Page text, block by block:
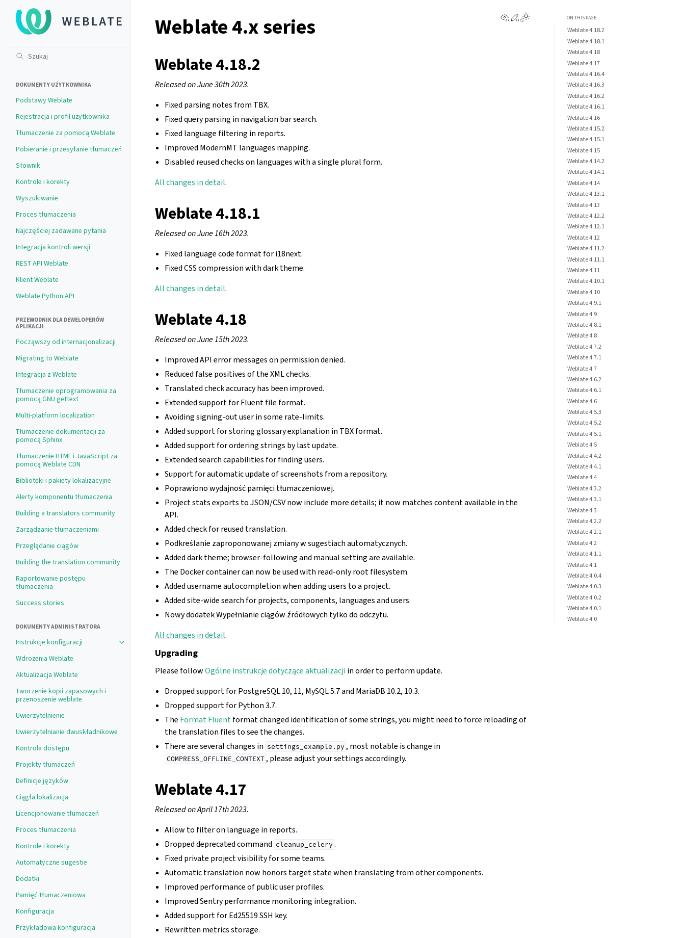
DOKUMENTY UŻYTKOWNIKA
Podstawy Weblate
Rejestracja i profil użytkownika
Tłumaczenie za pomocą Weblate
Pobieranie i przesyłanie tłumaczeń
Słownik
Kontrole i korekty
Wyszukiwanie
Proces tłumaczenia
Najczęściej zadawane pytania
Integracja kontroli wersji
REST API Weblate
Klient Weblate
Weblate Python API
PRZEWODNIK DLA DEWELOPERÓW
APLIKACJI
Począwszy od internacjonalizacji
Migrating to Weblate
Integracja z Weblate
Tłumaczenie oprogramowania za
pomocą GNU gettext
Multi-platform localization
Tłumaczenie dokumentacji za
pomocą Sphinx
Tłumaczenie HTML i JavaScript za
pomocą Weblate CDN
Biblioteki i pakiety lokalizacyjne
Alerty komponentu tłumaczenia
Building a translators community
Zarządzanie tłumaczeniami
Przeglądanie ciągów
Building the translation community
Raportowanie postępu
tłumaczenia
Success stories
DOKUMENTY ADMINISTRATORA
Instrukcje konfiguracji
Wdrożenia Weblate
Aktualizacja Weblate
Tworzenie kopii zapasowych i
przenoszenie weblate
Uwierzytelnienie
Uwierzytelnianie dwuskładnikowe
Kontrola dostępu
Projekty tłumaczeń
Definicje języków
Ciągła lokalizacja
Licencjonowanie tłumaczeń
Proces tłumaczenia
Kontrole i korekty
Automatyczne sugestie
Dodatki
Pamięć tłumaczeniowa
Konfiguracja
Przykładowa konfiguracja
View this page
Edit this page
Weblate 4.x series
Weblate 4.18.2
Released on June 30th 2023.
Fixed parsing notes from TBX.
Fixed query parsing in navigation bar search.
Fixed language filtering in reports.
Improved ModernMT languages mapping.
Disabled reused checks on languages with a single plural form.
All changes in detail.
Weblate 4.18.1
Released on June 16th 2023.
Fixed language code format for i18next.
Fixed CSS compression with dark theme.
All changes in detail.
Weblate 4.18
Released on June 15th 2023.
Improved API error messages on permission denied.
Reduced false positives of the XML checks.
Translated check accuracy has been improved.
Extended support for Fluent file format.
Avoiding signing-out user in some rate-limits.
Added support for storing glossary explanation in TBX format.
Added support for ordering strings by last update.
Extended search capabilities for finding users.
Support for automatic update of screenshots from a repository.
Poprawiono wydajność pamięci tłumaczeniowej.
Project stats exports to JSON/CSV now include more details; it now matches content available in the
API.
Added check for reused translation.
Podkreślanie zaproponowanej zmiany w sugestiach automatycznych.
Added dark theme; browser-following and manual setting are available.
The Docker container can now be used with read-only root filesystem.
Added username autocompletion when adding users to a project.
Added site-wide search for projects, components, languages and users.
Nowy dodatek Wypełnianie ciągów źródłowych tylko do odczytu.
All changes in detail.
Upgrading
Please followOgólne instrukcje dotyczące aktualizacji in order to perform update.
Dropped support for PostgreSQL 10, 11, MySQL 5.7 and MariaDB 10.2, 10.3.
Dropped support for Python 3.7.
The Format Fluentformat changed identification of some strings, you might need to force reloading of
the translation files to see the changes.
There are several changes in settings_example.py , most notable is change in
COMPRESS_OFFLINE_CONTEXT , please adjust your settings accordingly.
Weblate 4.17
Released on April 17th 2023.
Allow to filter on language in reports.
Dropped deprecated command cleanup_celery .
Fixed private project visibility for some teams.
Automatic translation now honors target state when translating from other components.
Improved performance of public user profiles.
Improved Sentry performance monitoring integration.
Added support for Ed25519 SSH key.
Rewritten metrics storage.
ON THIS PAGE
Weblate 4.18.2
Weblate 4.18.1
Weblate 4.18
Weblate 4.17
Weblate 4.16.4
Weblate 4.16.3
Weblate 4.16.2
Weblate 4.16.1
Weblate 4.16
Weblate 4.15.2
Weblate 4.15.1
Weblate 4.15
Weblate 4.14.2
Weblate 4.14.1
Weblate 4.14
Weblate 4.13.1
Weblate 4.13
Weblate 4.12.2
Weblate 4.12.1
Weblate 4.12
Weblate 4.11.2
Weblate 4.11.1
Weblate 4.11
Weblate 4.10.1
Weblate 4.10
Weblate 4.9.1
Weblate 4.9
Weblate 4.8.1
Weblate 4.8
Weblate 4.7.2
Weblate 4.7.1
Weblate 4.7
Weblate 4.6.2
Weblate 4.6.1
Weblate 4.6
Weblate 4.5.3
Weblate 4.5.2
Weblate 4.5.1
Weblate 4.5
Weblate 4.4.2
Weblate 4.4.1
Weblate 4.4
Weblate 4.3.2
Weblate 4.3.1
Weblate 4.3
Weblate 4.2.2
Weblate 4.2.1
Weblate 4.2
Weblate 4.1.1
Weblate 4.1
Weblate 4.0.4
Weblate 4.0.3
Weblate 4.0.2
Weblate 4.0.1
Weblate 4.0